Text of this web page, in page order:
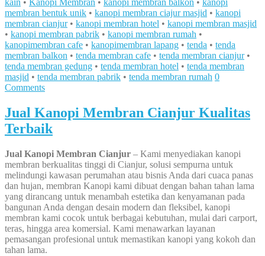
kain • Kanopi Membran • kanopi membran balkon • kanopi
membran bentuk unik • kanopi membran ciajur masjid • kanopi
membran cianjur• kanopi membran hotel • kanopi membran masjid
• kanopi membran pabrik • kanopi membran rumah •
kanopimembran cafe • kanopimembran lapang • tenda • tenda
membran balkon • tenda membran cafe • tenda membran cianjur•
tenda membran gedung • tenda membran hotel • tenda membran
masjid • tenda membran pabrik • tenda membran rumah 0
Comments
Jual Kanopi Membran Cianjur Kualitas
Terbaik
Jual Kanopi Membran Cianjur – Kami menyediakan kanopi
membran berkualitas tinggi di Cianjur, solusi sempurna untuk
melindungi kawasan perumahan atau bisnis Anda dari cuaca panas
dan hujan, membran Kanopi kami dibuat dengan bahan tahan lama
yang dirancang untuk menambah estetika dan kenyamanan pada
bangunan Anda dengan desain modern dan fleksibel, kanopi
membran kami cocok untuk berbagai kebutuhan, mulai dari carport,
teras, hingga area komersial. Kami menawarkan layanan
pemasangan profesional untuk memastikan kanopi yang kokoh dan
tahan lama.